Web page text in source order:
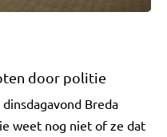
door politie
Breda
weet nog niet of ze dat